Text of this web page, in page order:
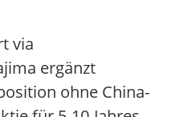
via
ergänzt
ohne China-